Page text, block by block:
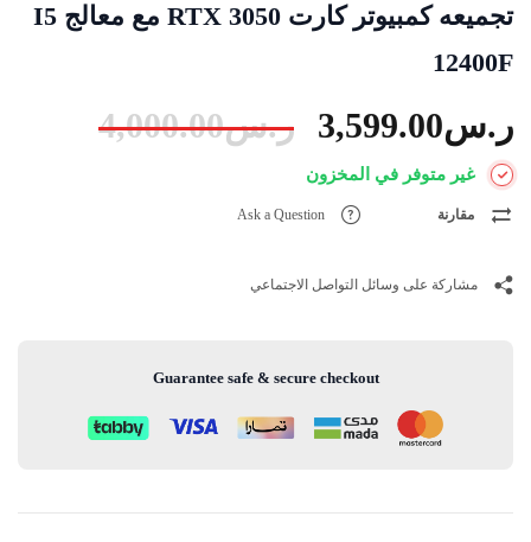
تجميعه كمبيوتر كارت RTX 3050 مع معالج I5
12400F
ر.س4,000.00 ر.س 3,599.00
غير متوفر في المخزون
مقارنة Ask a Question
مشاركة على وسائل التواصل الاجتماعي
Guarantee safe & secure checkout